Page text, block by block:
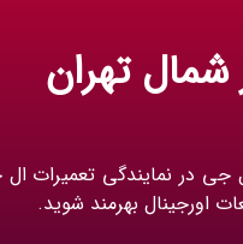
تهران
جی در نمایندگی تعمیرات